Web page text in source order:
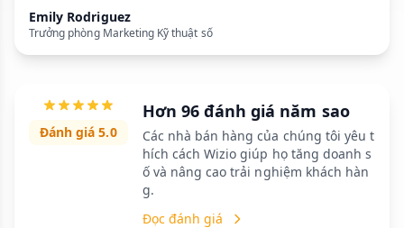
Emily Rodriguez
Trưởng phòng Marketing Kỹ thuật số
Đánh giá 5.0
Hơn 96 đánh giá năm sao
Các nhà bán hàng của chúng tôi yêu t
hích cách Wizio giúp họ tăng doanh s
ố và nâng cao trải nghiệm khách hàn
g.
Đọc đánh giá